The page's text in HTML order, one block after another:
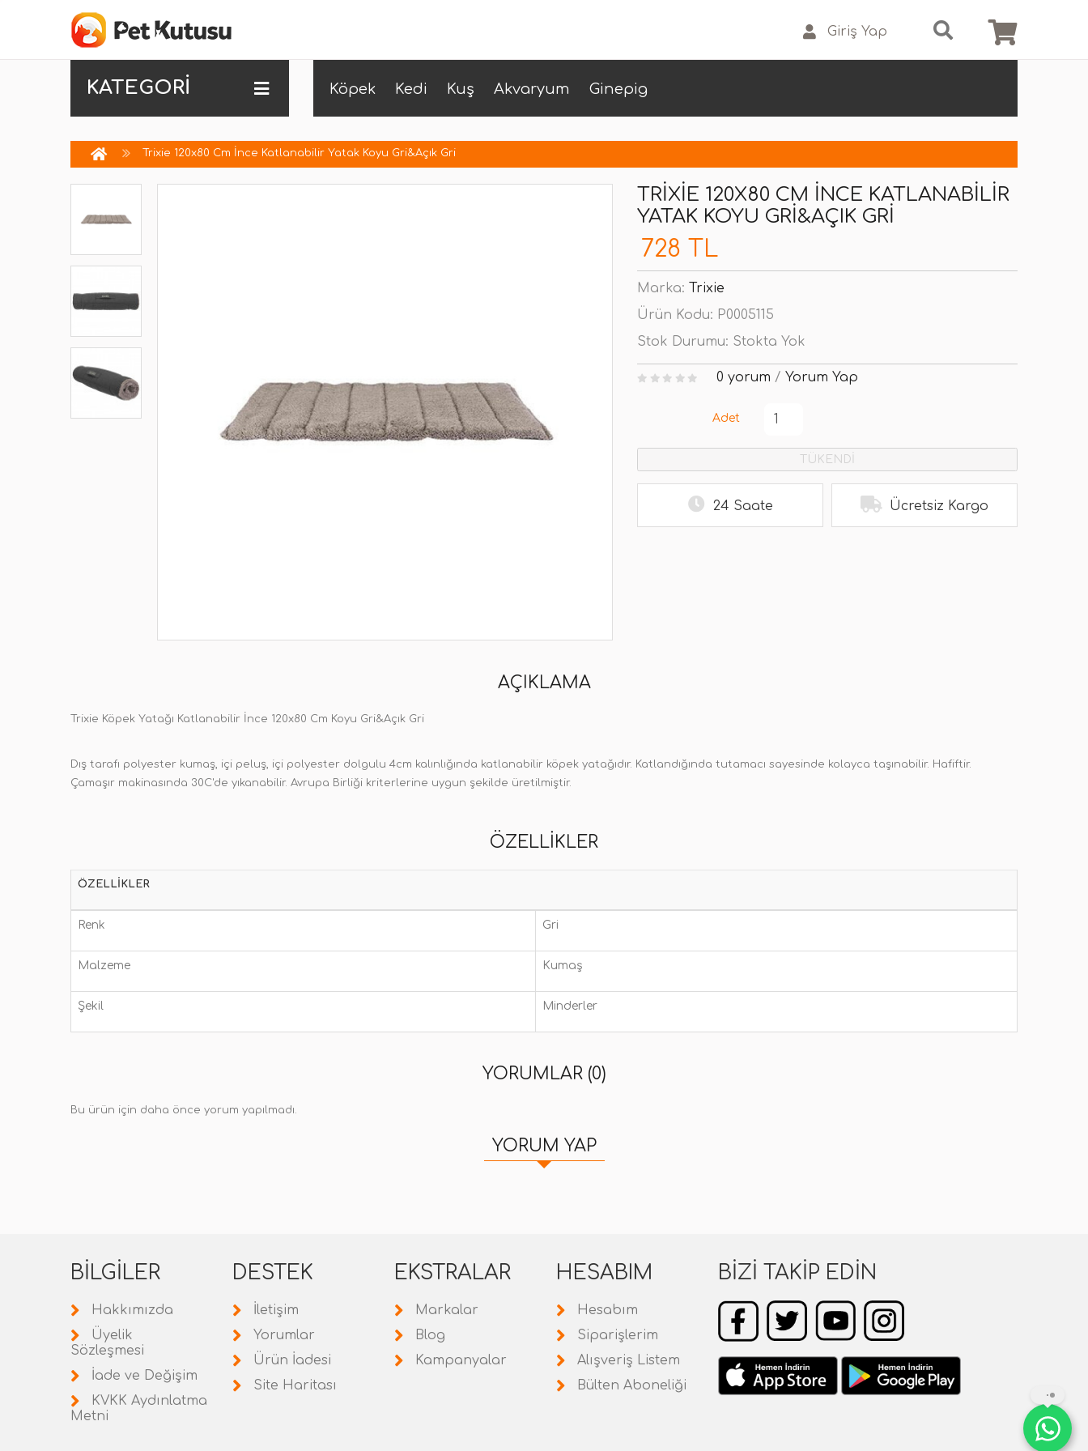
Giriş Yap
KATEGORİ Köpek Kedi Kuş Akvaryum Ginepig
Trixie 120x80 Cm İnce Katlanabilir Yatak Koyu Gri&Açık Gri
TRIXIE 120X80 CM İNCE KATLANABILIR
YATAK KOYU GRI&AÇIK GRI
728 TL
Marka: Trixie
Ürün Kodu: P0005115
Stok Durumu: Stokta Yok
0 yorum / Yorum Yap
Adet
TÜKENDİ
24 Saate Ücretsiz Kargo
AÇIKLAMA
Trixie Köpek Yatağı Katlanabilir İnce 120x80 Cm Koyu Gri&Açık Gri
Dış tarafı polyester kumaş, içi peluş, içi polyester dolgulu 4cm kalınlığında katlanabilir köpek yatağıdır. Katlandığında tutamacı sayesinde kolayca taşınabilir. Hafiftir.
Çamaşır makinasında 30C'de yıkanabilir. Avrupa Birliği kriterlerine uygun şekilde üretilmiştir.
ÖZELLIKLER
ÖZELLIKLER
Renk Gri
Malzeme Kumaş
Şekil Minderler
YORUMLAR (0)
Bu ürün için daha önce yorum yapılmadı.
YORUM YAP
BILGILER
Hakkımızda
Üyelik
Sözleşmesi
İade ve Değişim
KVKK Aydınlatma
Metni
DESTEK
İletişim
Yorumlar
Ürün İadesi
Site Haritası
EKSTRALAR
Markalar
Blog
Kampanyalar
HESABIM
Hesabım
Siparişlerim
Alışveriş Listem
Bülten Aboneliği
BIZI TAKIP EDIN